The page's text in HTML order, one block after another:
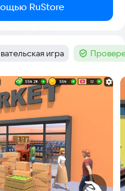
RuStore
игра Тег :